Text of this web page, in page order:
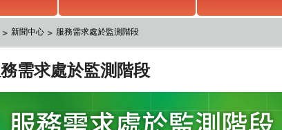
新聞中心 服務需求處於監測階段